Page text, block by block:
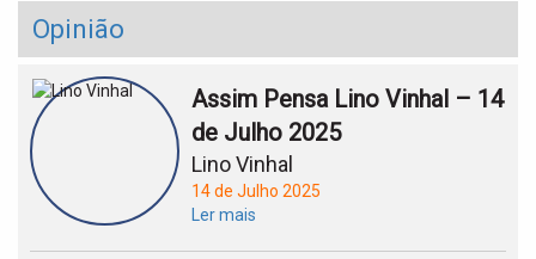
Opinião
Assim Pensa Lino Vinhal – 14
de Julho 2025
Lino Vinhal
14 de Julho 2025
Ler mais